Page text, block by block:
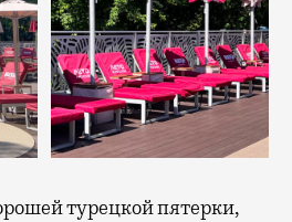
турецкой пятерки,